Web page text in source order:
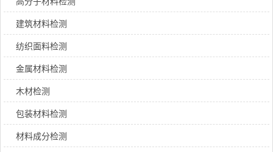
建筑材料检测
纺织面料检测
金属材料检测
木材检测
包装材料检测
材料成分检测